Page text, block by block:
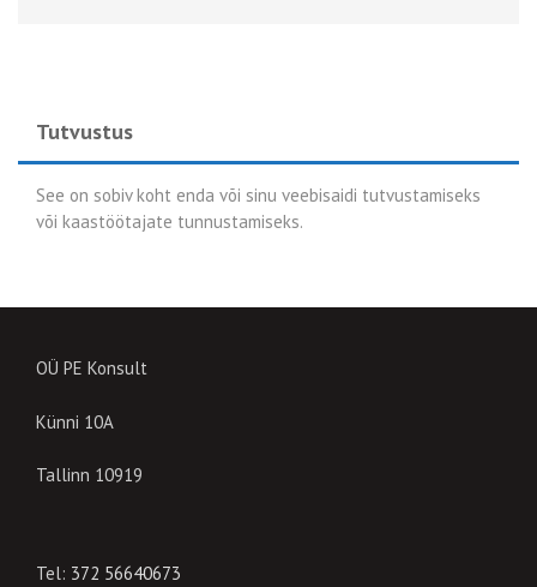
Tutvustus
See on sobiv koht enda või sinu veebisaidi tutvustamiseks
või kaastöötajate tunnustamiseks.
OÜ PE Konsult
Künni 10A
Tallinn 10919
Tel: 372 56640673